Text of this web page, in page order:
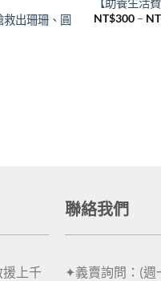
救出珊珊、圓
NT$300 –
上千
聯絡我們
✦義賣詢問：(週